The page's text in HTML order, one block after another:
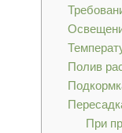
Полив
При